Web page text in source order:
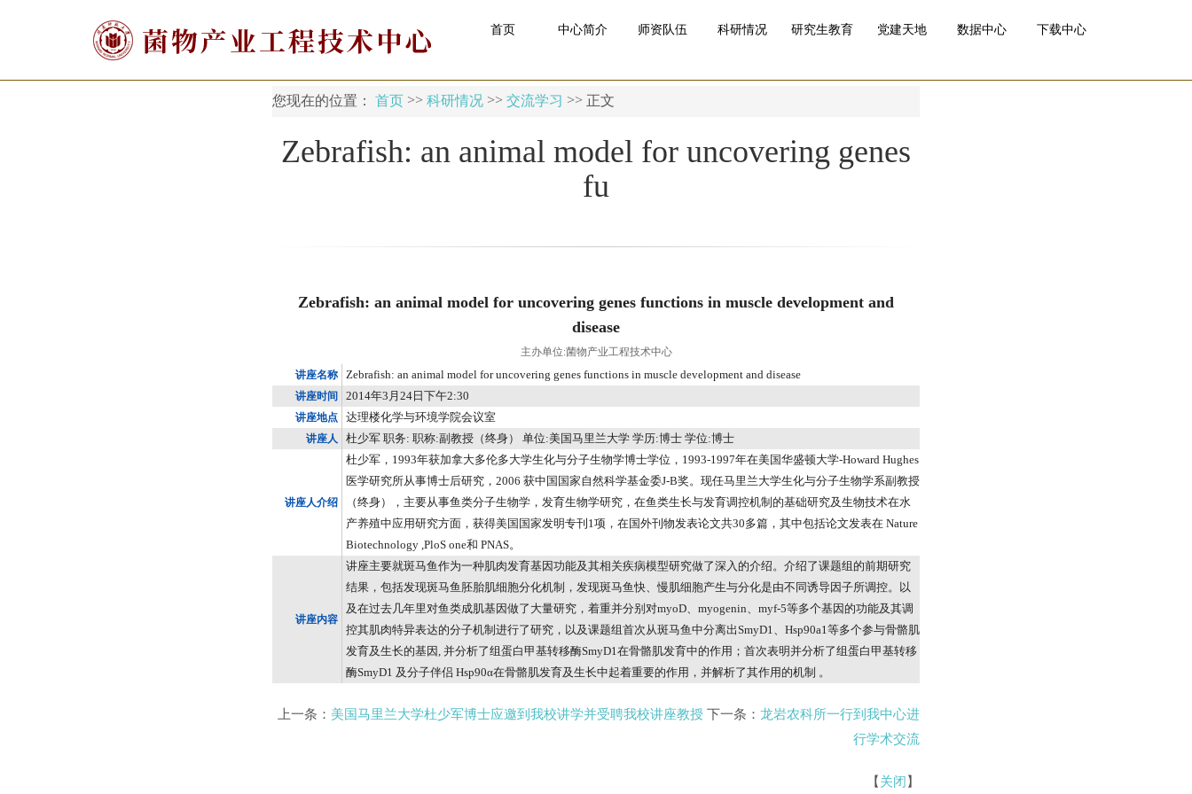
首页 中心简介 师资队伍 科研情况 研究生教育 党建天地 数据中心 下载中心
您现在的位置： 首页 >>科研情况 >>交流学习 >> 正文
Zebrafish: an animal model for uncovering genes
fu
Zebrafish: an animal model for uncovering genes functions in muscle development and
disease
主办单位:菌物产业工程技术中心
讲座名称
Zebrafish: an animal model for uncovering genes functions in muscle development and disease
讲座时间 2014年3 月 24 日下午2:30
讲座地点 达理楼化学与环境学院会议室
讲座人 杜少军 职务: 职称:副教授（终身） 单位:美国马里兰大学 学历:博士 学位:博士
讲座人介绍
杜少军， 1993年获加拿大多伦多大学生化与分子生物学博士学位， 1993-1997年在美国华盛顿大学-Howard Hughes
医学研究所从事博士后研究， 2006 获中国国家自然科学基金委J-B奖。现任马里兰大学生化与分子生物学系副教授
（终身），主要从事鱼类分子生物学，发育生物学研究，在鱼类生长与发育调控机制的基础研究及生物技术在水
产养殖中应用研究方面，获得美国国家发明专刊 1项，在国外刊物发表论文共30多篇，其中包括论文发表在 Nature
Biotechnology ,PloS one和 PNAS。
讲座内容
讲座主要就斑马鱼作为一种肌肉发育基因功能及其相关疾病模型研究做了深入的介绍。介绍了课题组的前期研究
结果，包括发现斑马鱼胚胎肌细胞分化机制，发现斑马鱼快、慢肌细胞产生与分化是由不同诱导因子所调控。以
及在过去几年里对鱼类成肌基因做了大量研究，着重并分别对myoD、 myogenin、 myf-5等多个基因的功能及其调
控其肌肉特异表达的分子机制进行了研究，以及课题组首次从斑马鱼中分离出SmyD1、 Hsp90a1等多个参与骨骼肌
发育及生长的基因, 并分析了组蛋白甲基转移酶SmyD1在骨骼肌发育中的作用；首次表明并分析了组蛋白甲基转移
酶SmyD1 及分子伴侣 Hsp90α在骨骼肌发育及生长中起着重要的作用，并解析了其作用的机制 。
上一条： 美国马里兰大学杜少军博士应邀到我校讲学并受聘我校讲座教授 下一条： 龙岩农科所一行到我中心进
行学术交流
【关闭】